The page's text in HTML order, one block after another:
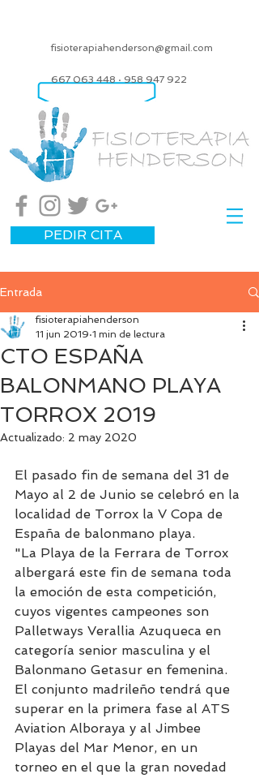
fisioterapiahenderson@gmail.com
667 063 448·958 947 922
PEDIR CITA
Entrada
CTO ESPAÑA
BALONMANO PLAYA
TORROX 2019
fisioterapiahenderson
11 jun 2019 1 min de lectura
Actualizado: 2 may 2020
El pasado fin de semana del 31 de
Mayo al 2 de Junio se celebró en la
localidad de Torrox la V Copa de
España de balonmano playa.
"La Playa de la Ferrara de Torrox
albergará este fin de semana toda
la emoción de esta competición,
cuyos vigentes campeones son
Palletways Verallia Azuqueca en
categoría senior masculina y el
Balonmano Getasur en femenina.
El conjunto madrileño tendrá que
superar en la primera fase al ATS
Aviation Alboraya y al Jimbee
Playas del Mar Menor, en un
torneo en el que la gran novedad